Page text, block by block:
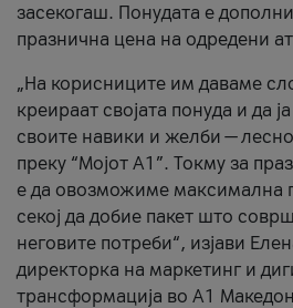
засекогаш. Понудата е
празнична цена на одредени
„На корисниците им даваме
креираат својата понуда и да
своите навики и желби —
преку “Мојот А1”. Токму за
е да овозможиме максимална
секој да добие пакет што
неговите потреби“, изјави
директорка на маркетинг и
трансформација во А1